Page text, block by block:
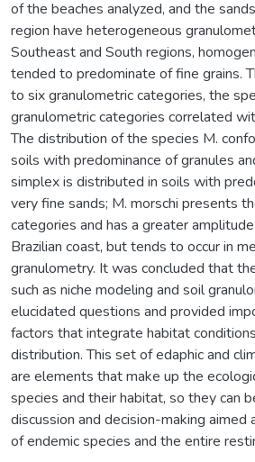
of the beaches analyzed, and the
region have heterogeneous
Southeast and South regions,
tended to predominate of fine grains.
to six granulometric categories, the
granulometric categories correlated
The distribution of the species M.
soils with predominance of granules
simplex is distributed in soils with
very fine sands; M. morschi presents
categories and has a greater
Brazilian coast, but tends to occur in
granulometry. It was concluded that
such as niche modeling and soil
elucidated questions and provided
factors that integrate habitat
distribution. This set of edaphic and
are elements that make up the
species and their habitat, so they can
discussion and decision-making aimed
of endemic species and the entire